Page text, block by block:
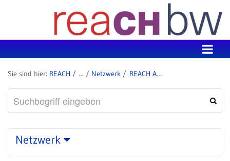
REACH Netzwerk REACH Aktuell
Netzwerk